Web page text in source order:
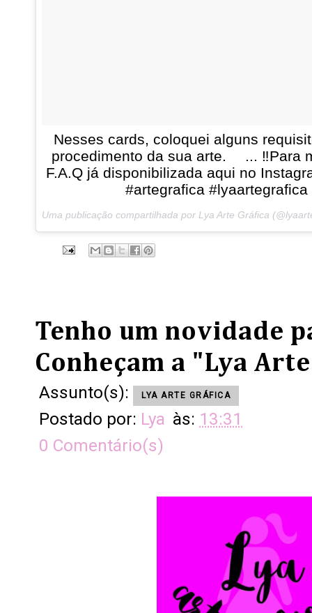
Nesses cards, coloquei alguns
procedimento da sua arte. ⠀ ... ‼️Para
F.A.Q já disponibilizada aqui no
#artegrafica
Uma publicação compartilhada por Lya Arte Gráfica
Tenho um novidade
Conheçam a "Lya
Assunto(s): LYA ARTE GRÁFICA
Postado por: Lya às: 13:31
0 Comentário(s)